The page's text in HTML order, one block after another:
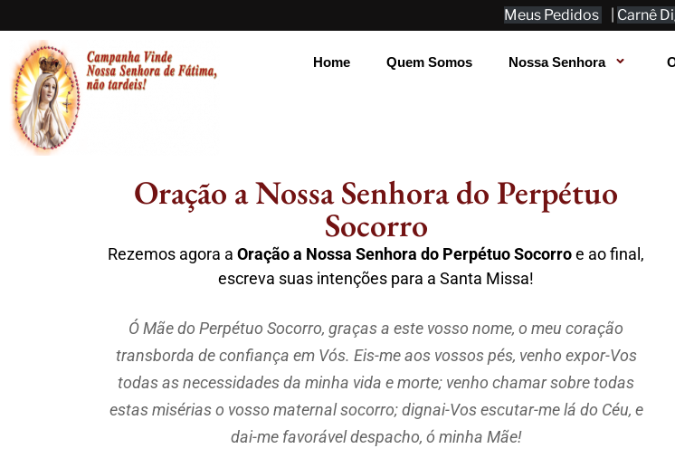
Meus Pedidos Carnê
Home Quem Somos Nossa Senhora
Oração a Nossa Senhora do Perpétuo
Socorro
Rezemos agora a Oração a Nossa Senhora do Perpétuo Socorroe ao final,
escreva suas intenções para a Santa Missa!
Ó Mãe do Perpétuo Socorro, graças a este vosso nome, o meu coração
transborda de confiança em Vós. Eis-me aos vossos pés, venho expor-Vos
todas as necessidades da minha vida e morte; venho chamar sobre todas
estas misérias o vosso maternal socorro; dignai-Vos escutar-me lá do Céu, e
dai-me favorável despacho, ó minha Mãe!